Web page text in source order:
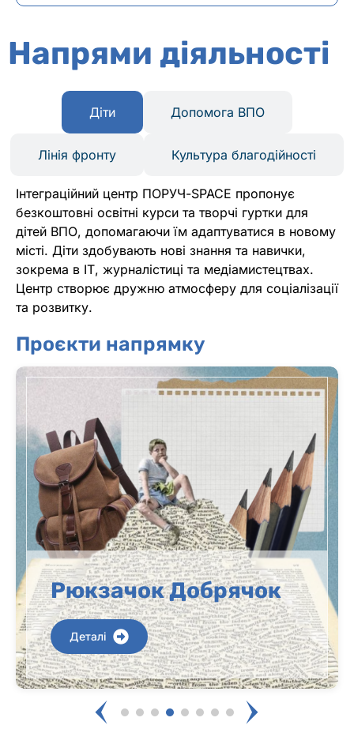
Напрями діяльності
Діти Допомога ВПО
Лінія фронту Культура благодійності
Інтеграційний центр ПОРУЧ-SPACE пропонує
безкоштовні освітні курси та творчі гуртки для
дітей ВПО, допомагаючи їм адаптуватися в новому
місті. Діти здобувають нові знання та навички,
зокрема в ІТ, журналістиці та медіамистецтвах.
Центр створює дружню атмосферу для соціалізації
та розвитку.
Проєкти напрямку
Рюкзачок Добрячок
Деталі